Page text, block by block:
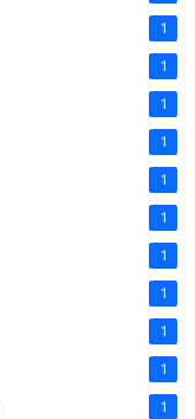
1
1
1
1
1
1
1
1
1
1
1